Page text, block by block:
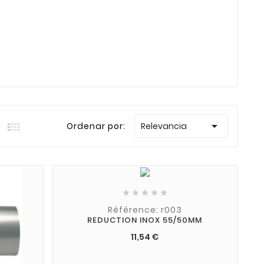
Ordenar por: Relevancia 
    
Référence: r003
REDUCTION INOX 55/50MM
11,54 €